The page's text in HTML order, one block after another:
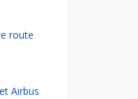
route
Airbus